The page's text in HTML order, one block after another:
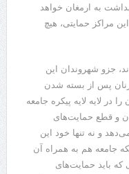
به ارمغان خواهد
مراکز حمایتی، هیچ
جزو شهروندان این
پس از بسته شدن
در لایه لایه پیکره جامعه
و قطع حمایت‌های
و نه تنها خود این
جامعه هم به همراه آن
که باید حمایت‌های